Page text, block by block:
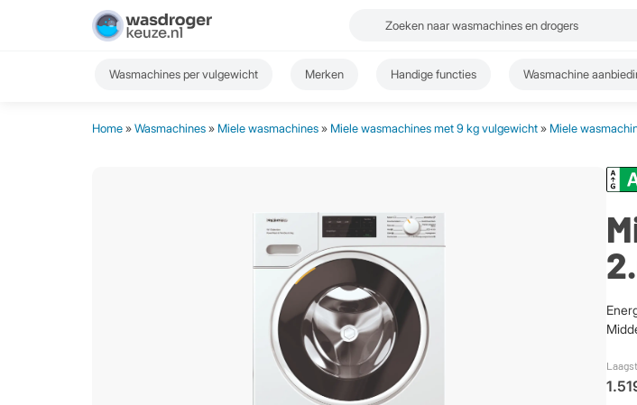
Wasmachines per vulgewicht Merken Handige functies Wasmachine
Home»Wasmachines» Miele wasmachines» Miele wasmachines met 9 kg vulgewicht» Miele